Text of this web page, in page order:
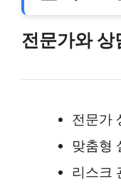
전문가와 상
전문가
맞춤형
리스크